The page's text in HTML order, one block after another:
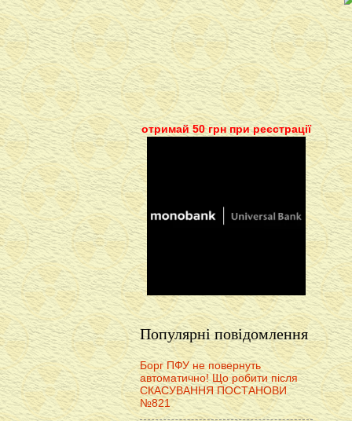
отримай 50 грн при реєстрації
Популярні повідомлення
Борг ПФУ не повернуть
автоматично! Що робити після
СКАСУВАННЯ ПОСТАНОВИ
№821